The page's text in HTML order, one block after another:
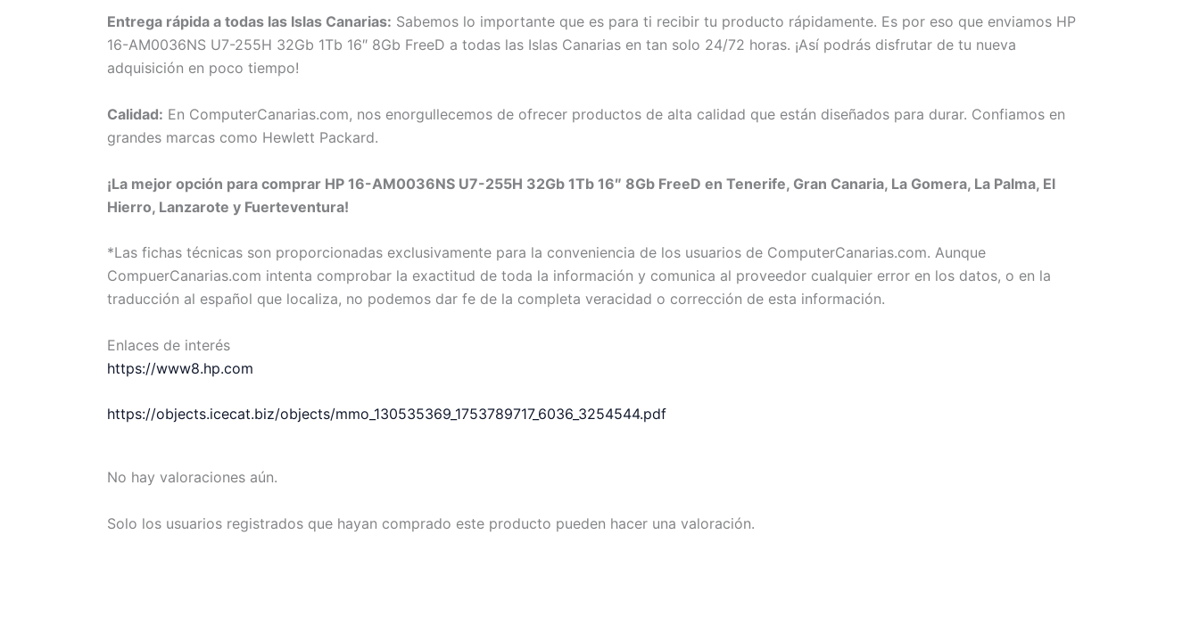
Entrega rápida a todas las Islas Canarias: Sabemos lo importante que es para ti recibir tu producto rápidamente. Es por eso que enviamos HP
16-AM0036NS U7-255H 32Gb 1Tb 16″ 8Gb FreeD a todas las Islas Canarias en tan solo 24/72 horas. ¡Así podrás disfrutar de tu nueva
adquisición en poco tiempo!
Calidad: En ComputerCanarias.com, nos enorgullecemos de ofrecer productos de alta calidad que están diseñados para durar. Confiamos en
grandes marcas como Hewlett Packard.
¡La mejor opción para comprar HP 16-AM0036NS U7-255H 32Gb 1Tb 16″ 8Gb FreeD en Tenerife, Gran Canaria, La Gomera, La Palma, El
Hierro, Lanzarote y Fuerteventura!
*Las fichas técnicas son proporcionadas exclusivamente para la conveniencia de los usuarios de ComputerCanarias.com. Aunque
CompuerCanarias.com intenta comprobar la exactitud de toda la información y comunica al proveedor cualquier error en los datos, o en la
traducción al español que localiza, no podemos dar fe de la completa veracidad o corrección de esta información.
Enlaces de interés
https://www8.hp.com
https://objects.icecat.biz/objects/mmo_130535369_1753789717_6036_3254544.pdf
No hay valoraciones aún.
Solo los usuarios registrados que hayan comprado este producto pueden hacer una valoración.